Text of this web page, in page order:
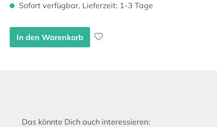
Sofort verfügbar, Lieferzeit: 1-3 Tage
In den Warenkorb
Produktgalerie überspringen
Das könnte Dich auch interessieren: